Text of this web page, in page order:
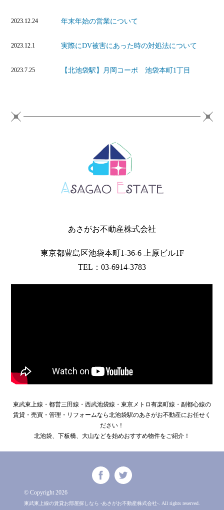
2023.12.24 年末年始の営業について
2023.12.1 実際にDV被害にあった時の対処法について
2023.7.25 【北池袋駅】月岡コーポ 池袋本町1丁目
あさがお不動産株式会社
東京都豊島区池袋本町1-36-6 上原ビル1F
TEL：03-6914-3783
東武東上線・都営三田線・西武池袋線・東京メトロ有楽町線・副都心線の
賃貸・売買・管理・リフォームなら北池袋駅のあさがお不動産にお任せく
ださい！
北池袋、下板橋、大山などを始めおすすめ物件をご紹介！
© Copyright 2026
東武東上線の賃貸お部屋探しなら -あさがお不動産株式会社-. All rights reserved.